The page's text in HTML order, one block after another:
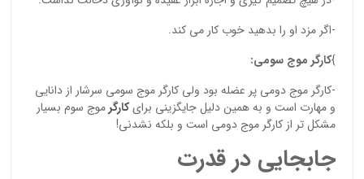
-اگر مزد او را بدهید خوب کار می کند.
}کارگر موج سومی:
-کارگر موج دومی پر عضله بود ولی کارگر موج سومی سرشار از دانایی
و مهارت است و به همین دلیل جایگزینی برایکارگرموج سوم بسیار
مشکل تر از کارگر موج دومی است و بلکه نشدنی!
جابجایی درقدرت